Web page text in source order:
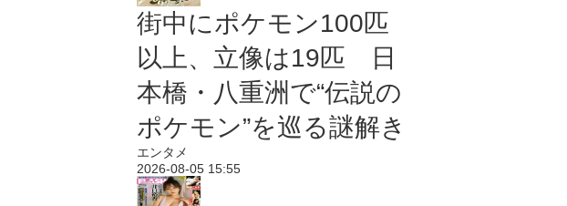
街中にポケモン100匹
以上、立像は19匹 日
本橋・八重洲で“伝説の
ポケモン”を巡る謎解き
エンタメ
2026-08-05 15:55